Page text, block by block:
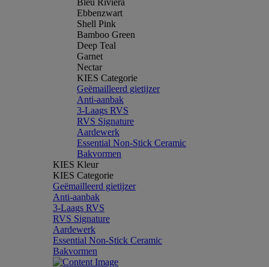
Bleu Riviera
Ebbenzwart
Shell Pink
Bamboo Green
Deep Teal
Garnet
Nectar
KIES Categorie
Geëmailleerd gietijzer
Anti-aanbak
3-Laags RVS
RVS Signature
Aardewerk
Essential Non-Stick Ceramic
Bakvormen
KIES Kleur
KIES Categorie
Geëmailleerd gietijzer
Anti-aanbak
3-Laags RVS
RVS Signature
Aardewerk
Essential Non-Stick Ceramic
Bakvormen